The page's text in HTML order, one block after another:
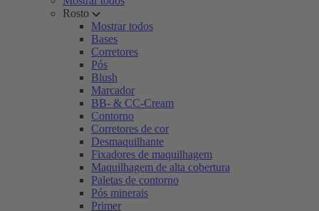
Rosto
Mostrar todos
Bases
Corretores
Pós
Blush
Marcador
BB- & CC-Cream
Contorno
Corretores de cor
Desmaquilhante
Fixadores de maquilhagem
Maquilhagem de alta cobertura
Paletas de contorno
Pós minerais
Primer